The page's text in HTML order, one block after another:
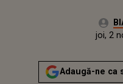
Autor:
miercuri, 1 noiembrie 2023
joi, 2
Adaugă-ne ca